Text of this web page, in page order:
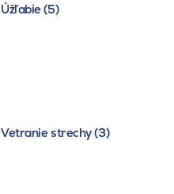
Úžľabie (5)
Vetranie strechy (3)